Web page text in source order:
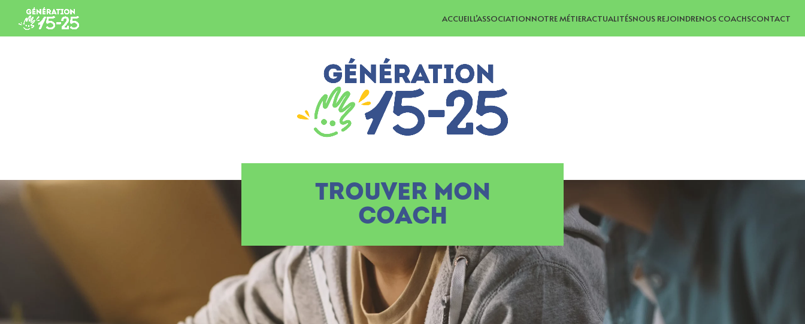
ACCUEILL’ASSOCIATIONNOTRE MÉTIERACTUALITÉSNOUS REJOINDRENOS COACHSCONTACT
TROUVER MON
COACH